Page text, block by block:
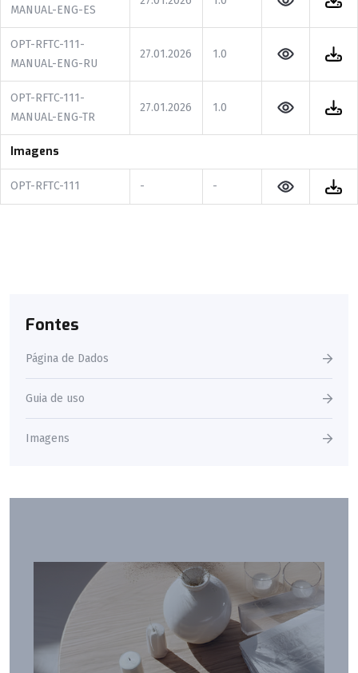
MANUAL-ENG-ES
OPT-RFTC-111-
MANUAL-ENG-RU
27.01.2026 1.0
OPT-RFTC-111-
MANUAL-ENG-TR
27.01.2026 1.0
Imagens
OPT-RFTC-111 - -
Fontes
Página de Dados
Guia de uso
Imagens